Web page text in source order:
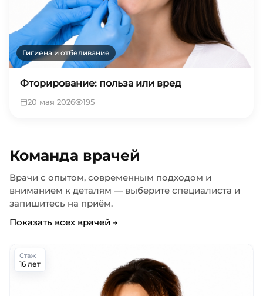
Гигиена и отбеливание
Фторирование: польза или вред
20 мая 2026 195
Команда врачей
Врачи с опытом, современным подходом и
вниманием к деталям — выберите специалиста и
запишитесь на приём.
Показать всех врачей →
Стаж
16 лет